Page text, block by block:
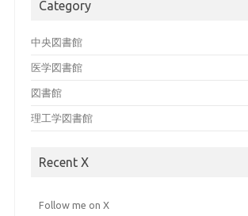
Category
中央図書館
医学図書館
図書館
理工学図書館
Recent X
Follow me on X